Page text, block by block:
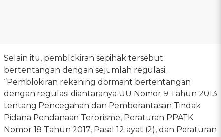
Selain itu, pemblokiran sepihak tersebut
bertentangan dengan sejumlah regulasi.
“Pemblokiran rekening dormant bertentangan
dengan regulasi diantaranya UU Nomor 9 Tahun 2013
tentang Pencegahan dan Pemberantasan Tindak
Pidana Pendanaan Terorisme, Peraturan PPATK
Nomor 18 Tahun 2017, Pasal 12 ayat (2), dan Peraturan